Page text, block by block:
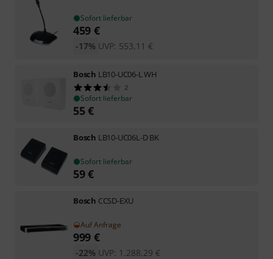
Sofort lieferbar
459 €
UVP: 553,11 €
-17%
Bosch LB10-UC06-L WH
2
Sofort lieferbar
55€
Bosch LB10-UC06L-D BK
Sofort lieferbar
59€
Bosch CCSD-EXU
Auf Anfrage
999 €
UVP: 1.288,29 €
-22%